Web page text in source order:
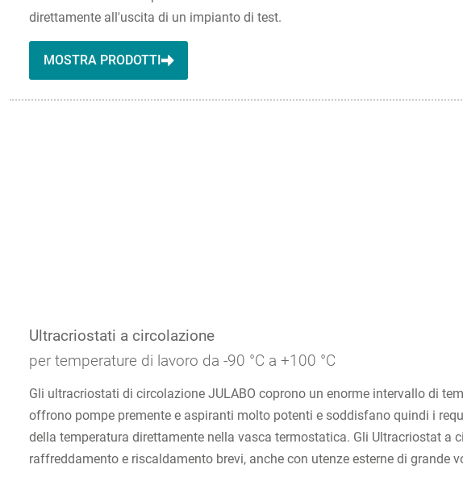
direttamente all'uscita di un impianto di test.
MOSTRA PRODOTTI
Ultracriostati a circolazione
per temperature di lavoro da -90 °C a +100 °C
Gli ultracriostati di circolazione JULABO coprono un enorme intervallo di
offrono pompe premente e aspiranti molto potenti e soddisfano quindi i
della temperatura direttamente nella vasca termostatica. Gli Ultracriostat
raffreddamento e riscaldamento brevi, anche con utenze esterne di grande